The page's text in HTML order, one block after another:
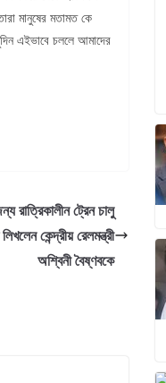
মানুষের মতামত কে
এইভাবে চললে আমাদের
রাত্রিকালীন ট্রেন চালু
কেন্দ্রীয় রেলমন্ত্রী
অশ্বিনী বৈষ্ণবকে